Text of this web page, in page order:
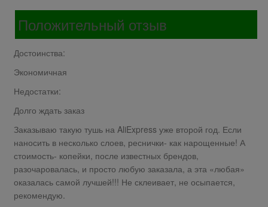
Положительный отзыв
Достоинства:
Экономичная
Недостатки:
Долго ждать заказ
Заказываю такую тушь на AliExpress уже второй год. Если
наносить в несколько слоев, реснички- как нарощенные! А
стоимость- копейки, после известных брендов,
разочаровалась, и просто любую заказала, а эта «любая»
оказалась самой лучшей!!! Не склеивает, не осыпается,
рекомендую.